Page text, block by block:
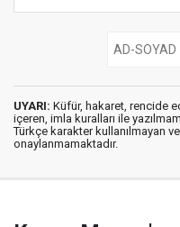
UYARI: Küfür, hakaret, rencide
içeren, imla kuralları ile
Türkçe karakter kullanılmayan
onaylanmamaktadır.